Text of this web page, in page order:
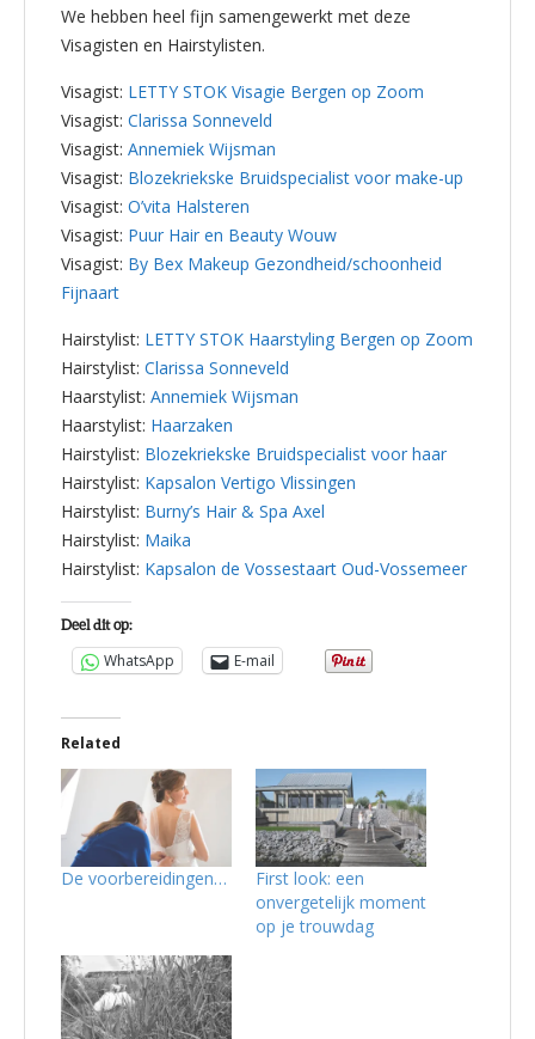
We hebben heel fijn samengewerkt met deze
Visagisten en Hairstylisten.
Visagist: LETTY STOK Visagie Bergen op Zoom
Visagist: Clarissa Sonneveld
Visagist: Annemiek Wijsman
Visagist: Blozekriekske Bruidspecialist voor make-up
Visagist: O’vita Halsteren
Visagist: Puur Hair en Beauty Wouw
Visagist: By Bex Makeup Gezondheid/schoonheid
Fijnaart
Hairstylist: LETTY STOK Haarstyling Bergen op Zoom
Hairstylist: Clarissa Sonneveld
Haarstylist: Annemiek Wijsman
Haarstylist: Haarzaken
Hairstylist: Blozekriekske Bruidspecialist voor haar
Hairstylist: Kapsalon Vertigo Vlissingen
Hairstylist: Burny’s Hair & Spa Axel
Hairstylist: Maika
Hairstylist: Kapsalon de Vossestaart Oud-Vossemeer
Deel dit op:
WhatsApp E-mail
Related
De voorbereidingen…
First look: een
onvergetelijk moment
op je trouwdag